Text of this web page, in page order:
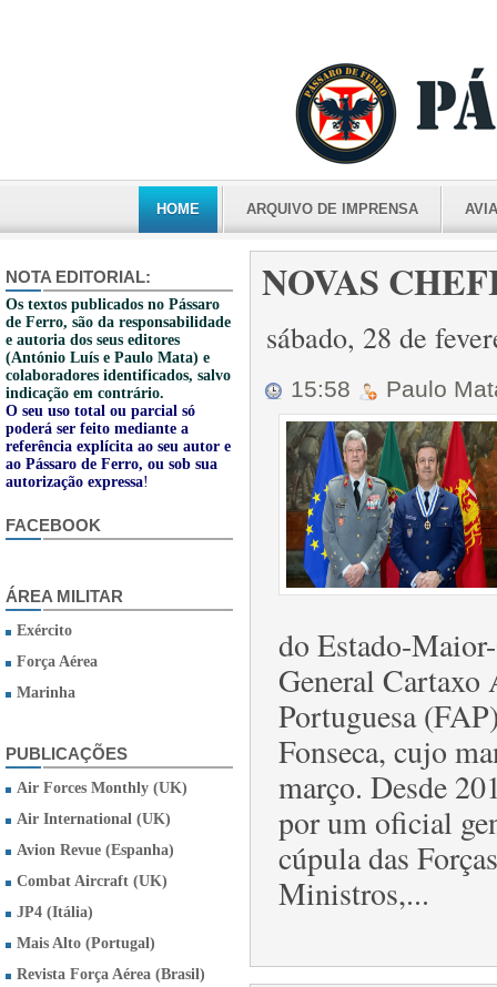
HOME ARQUIVO DE IMPRENSA
NOTA EDITORIAL:
Os textos publicados no Pássaro
de Ferro, são da responsabilidade
e autoria dos seus editores
(António Luís e Paulo Mata) e
colaboradores identificados, salvo
indicação em contrário.
O seu uso total ou parcial só
poderá ser feito mediante a
referência explícita ao seu autor e
ao Pássaro de Ferro, ou sob sua
autorização expressa!
FACEBOOK
ÁREA MILITAR
Exército
Força Aérea
Marinha
PUBLICAÇÕES
Air Forces Monthly (UK)
Air International (UK)
Avion Revue (Espanha)
Combat Aircraft (UK)
JP4 (Itália)
Mais Alto (Portugal)
Revista Força Aérea (Brasil)
NOVAS
sábado, 28 de
15:58 Paulo
do Estado-
General Cartaxo
Portuguesa
Fonseca, cujo
março. Desde
por um oficial
cúpula das
Ministros,...